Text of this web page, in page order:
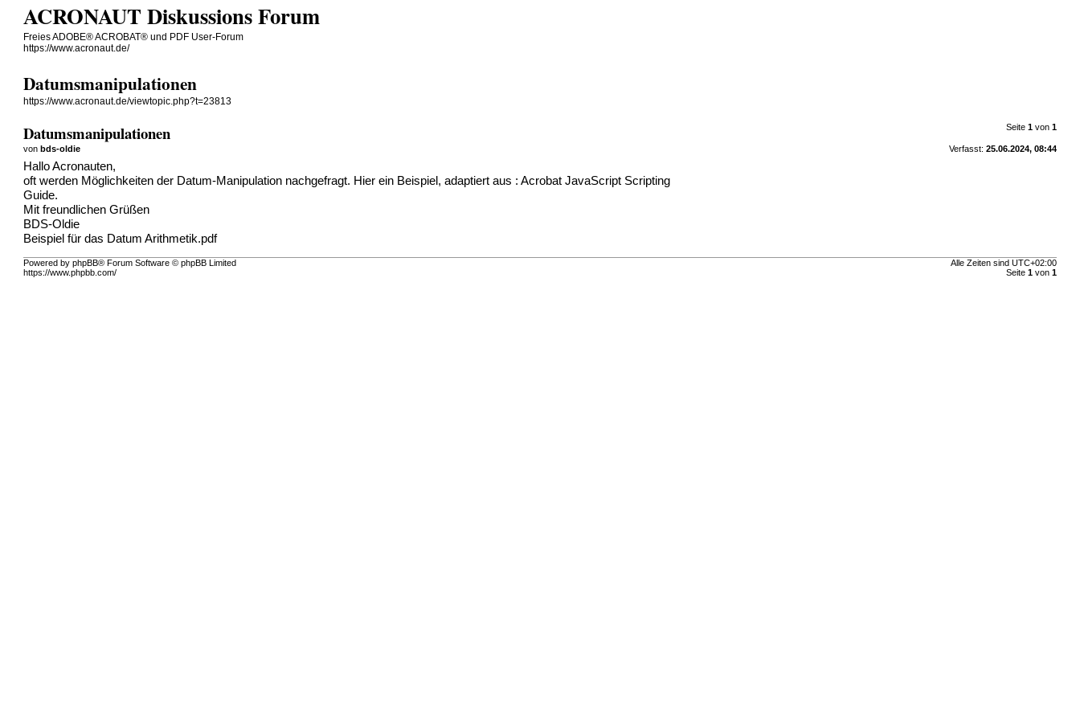
ACRONAUT Diskussions Forum
Freies ADOBE® ACROBAT® und PDF User-Forum
https://www.acronaut.de/
Datumsmanipulationen
https://www.acronaut.de/viewtopic.php?t=23813
Seite 1von 1
Datumsmanipulationen
Verfasst: 25.06.2024, 08:44
vonbds-oldie
Hallo Acronauten,
oft werden Möglichkeiten der Datum-Manipulation nachgefragt. Hier ein Beispiel, adaptiert aus : Acrobat JavaScript Scripting
Guide.
Mit freundlichen Grüßen
BDS-Oldie
Beispiel für das Datum Arithmetik.pdf
Alle Zeiten sind UTC+02:00
Seite 1von 1
Powered by phpBB® Forum Software © phpBB Limited
https://www.phpbb.com/